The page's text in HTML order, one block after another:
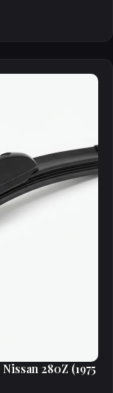
280Z (1975